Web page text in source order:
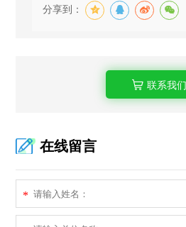
分享到：
联系我们
在线留言
*